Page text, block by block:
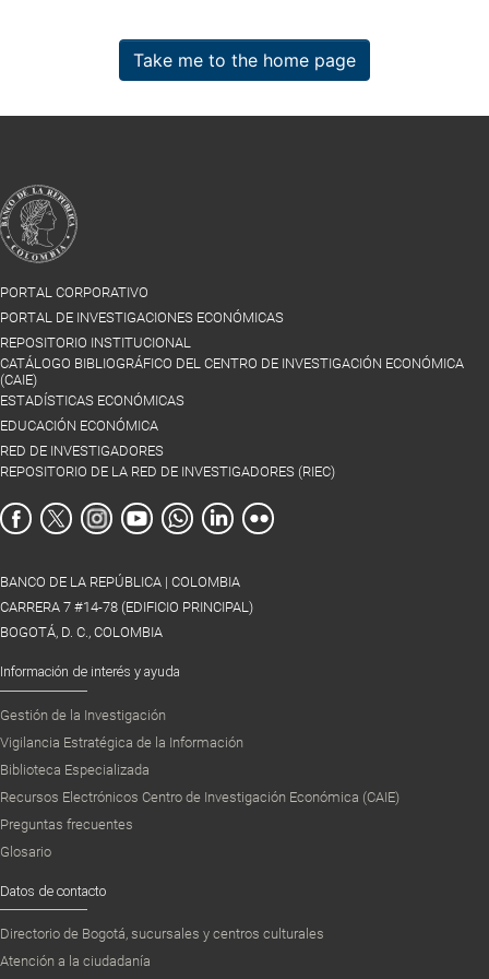
Take me to the home page
PORTAL CORPORATIVO
PORTAL DE INVESTIGACIONES ECONÓMICAS
REPOSITORIO INSTITUCIONAL
CATÁLOGO BIBLIOGRÁFICO DEL CENTRO DE INVESTIGACIÓN ECONÓMICA
(CAIE)
ESTADÍSTICAS ECONÓMICAS
EDUCACIÓN ECONÓMICA
RED DE INVESTIGADORES
REPOSITORIO DE LA RED DE INVESTIGADORES (RIEC)
BANCO DE LA REPÚBLICA | COLOMBIA
CARRERA 7 #14-78 (EDIFICIO PRINCIPAL)
BOGOTÁ, D. C., COLOMBIA
Información de interés y ayuda
Gestión de la Investigación
Vigilancia Estratégica de la Información
Biblioteca Especializada
Recursos Electrónicos Centro de Investigación Económica (CAIE)
Preguntas frecuentes
Glosario
Datos de contacto
Directorio de Bogotá, sucursales y centros culturales
Atención a la ciudadanía